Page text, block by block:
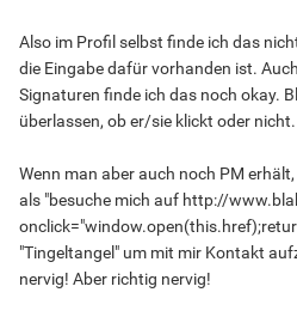
Also im Profil selbst finde ich das
die Eingabe dafür vorhanden ist.
Signaturen finde ich das noch okay.
überlassen, ob er/sie klickt oder nicht.
Wenn man aber auch noch PM
als "besuche mich auf http://
"Tingeltangel" um mit mir Kontakt
nervig! Aber richtig nervig!